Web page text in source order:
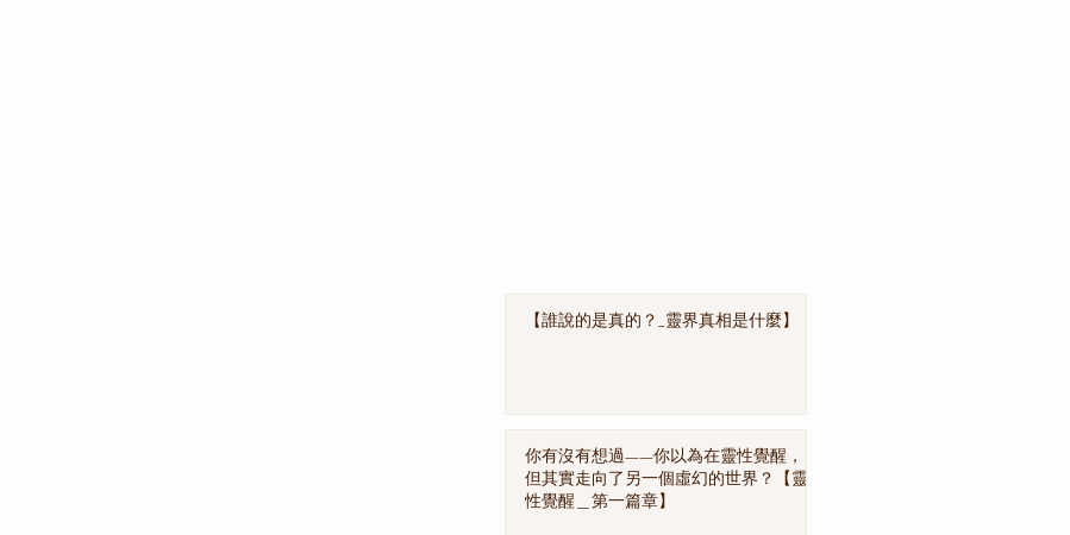
【誰說的是真的？_靈界真相是什麼】
你有沒有想過——你以為在靈性覺醒，
但其實走向了另一個虛幻的世界？【靈
性覺醒＿第一篇章】